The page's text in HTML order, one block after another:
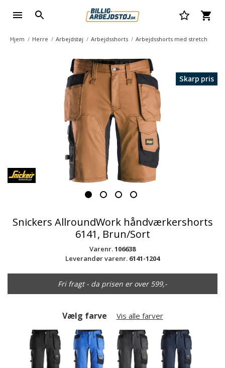
Hjem Herre Arbejdstøj Arbejdsshorts Arbejdsshorts med stretch
Skarp pris
Snickers AllroundWork håndværkershorts
6141, Brun/Sort
Varenr.106638
Leverandør varenr. 6141-1204
Fri fragt - da prisen er over 599,-
Vælg farve Vis alle farver